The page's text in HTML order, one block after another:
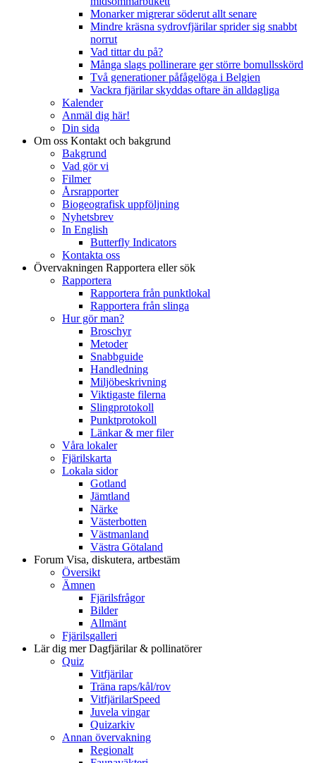
Monarker migrerar söderut allt senare
Mindre kräsna sydrovfjärilar sprider sig snabbt
norrut
Vad tittar du på?
Många slags pollinerare ger större bomullsskörd
Två generationer påfågelöga i Belgien
Vackra fjärilar skyddas oftare än alldagliga
Kalender
Anmäl dig här!
Din sida
Om oss Kontakt och bakgrund
Bakgrund
Vad gör vi
Filmer
Årsrapporter
Biogeografisk uppföljning
Nyhetsbrev
In English
Butterfly Indicators
Kontakta oss
Övervakningen Rapportera eller sök
Rapportera
Rapportera från punktlokal
Rapportera från slinga
Hur gör man?
Broschyr
Metoder
Snabbguide
Handledning
Miljöbeskrivning
Viktigaste filerna
Slingprotokoll
Punktprotokoll
Länkar & mer filer
Våra lokaler
Fjärilskarta
Lokala sidor
Gotland
Jämtland
Närke
Västerbotten
Västmanland
Västra Götaland
Forum Visa, diskutera, artbestäm
Översikt
Ämnen
Fjärilsfrågor
Bilder
Allmänt
Fjärilsgalleri
Lär dig merDagfjärilar & pollinatörer
Quiz
Vitfjärilar
Träna raps/kål/rov
VitfjärilarSpeed
Juvela vingar
Quizarkiv
Annan övervakning
Regionalt